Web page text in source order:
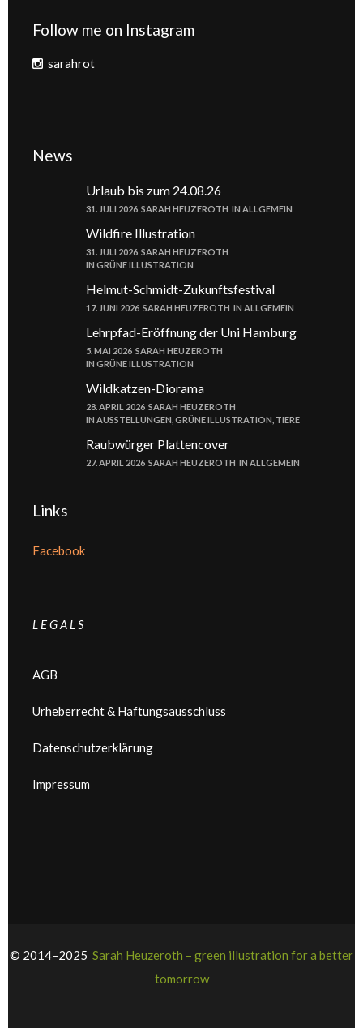
Follow me on Instagram
sarahrot
News
Urlaub bis zum 24.08.26
31. JULI 2026 SARAH HEUZEROTH IN ALLGEMEIN
Wildfire Illustration
31. JULI 2026 SARAH HEUZEROTH
IN GRÜNE ILLUSTRATION
Helmut-Schmidt-Zukunftsfestival
17. JUNI 2026 SARAH HEUZEROTH IN ALLGEMEIN
Lehrpfad-Eröffnung der Uni Hamburg
5. MAI 2026 SARAH HEUZEROTH
IN GRÜNE ILLUSTRATION
Wildkatzen-Diorama
28. APRIL 2026 SARAH HEUZEROTH
IN AUSSTELLUNGEN GRÜNE ILLUSTRATION TIERE
Raubwürger Plattencover
27. APRIL 2026 SARAH HEUZEROTH IN ALLGEMEIN
Links
Facebook
L E G A L S
AGB
Urheberrecht & Haftungsausschluss
Datenschutzerklärung
Impressum
© 2014–2025 Sarah Heuzeroth – green illustration for a better
tomorrow